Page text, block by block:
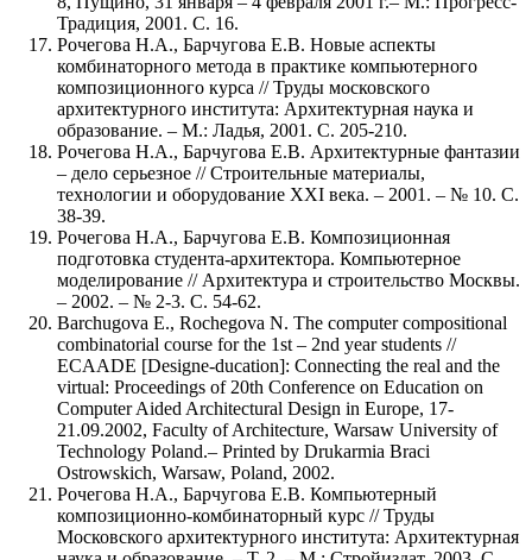
Традиция, 2001. С. 16.
Рочегова Н.А., Барчугова Е.В. Новые аспекты
комбинаторного метода в практике компьютерного
композиционного курса // Труды московского
архитектурного института: Архитектурная наука и
образование. – М.: Ладья, 2001. С. 205-210.
Рочегова Н.А., Барчугова Е.В. Архитектурные фантазии
‒ дело серьезное // Строительные материалы,
технологии и оборудование XXI века. – 2001. – № 10. С.
38-39.
Рочегова Н.А., Барчугова Е.В. Композиционная
подготовка студента-архитектора. Компьютерное
моделирование // Архитектура и строительство Москвы.
– 2002. – № 2-3. С. 54-62.
Barchugova Е., Rochegova N. The computer compositional
combinatorial course for the 1st – 2nd year students //
ECAADE [Designe-ducation]: Connecting the real and the
virtual: Proceedings of 20th Conference on Education on
Computer Aided Architectural Design in Europe, 17-
21.09.2002, Faculty of Architecture, Warsaw University of
Technology Poland.– Printed by Drukarmia Braci
Ostrowskich, Warsaw, Poland, 2002.
Рочегова Н.А., Барчугова Е.В. Компьютерный
композиционно-комбинаторный курс // Труды
Московского архитектурного института: Архитектурная